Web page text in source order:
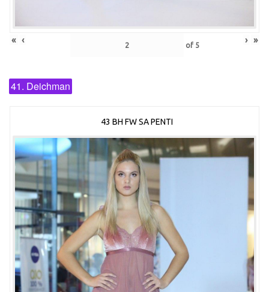
« ‹ of 5 › »
41. Deichman
43 BH FW SA PENTI